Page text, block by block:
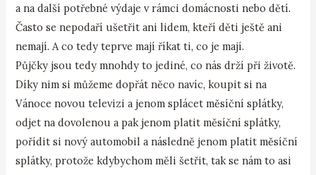
a na další potřebné výdaje v rámci domácnosti nebo dětí.
Často se nepodaří ušetřit ani lidem, kteří děti ještě ani
nemají. A co tedy teprve mají říkat ti, co je mají.
Půjčky jsou tedy mnohdy to jediné, co nás drží při životě.
Díky nim si můžeme dopřát něco navíc, koupit si na
Vánoce novou televizi a jenom splácet měsíční splátky,
odjet na dovolenou a pak jenom platit měsíční splátky,
pořídit si nový automobil a následně jenom platit měsíční
splátky, protože kdybychom měli šetřit, tak se nám to asi